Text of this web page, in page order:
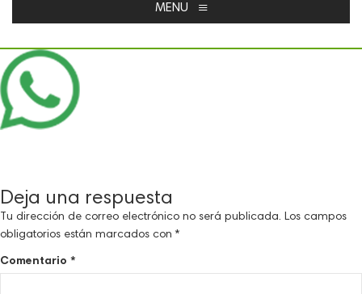
MENU ≡
Deja una respuesta
Tu dirección de correo electrónico no será publicada. Los campos
obligatorios están marcados con *
Comentario *